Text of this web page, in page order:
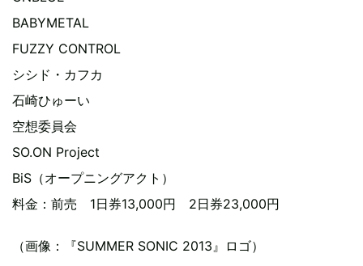
BABYMETAL
FUZZY CONTROL
シシド・カフカ
石崎ひゅーい
空想委員会
SO.ON Project
BiS（オープニングアクト）
料金：前売 1日券13,000円 2日券23,000円
（画像：『SUMMER SONIC 2013』ロゴ）